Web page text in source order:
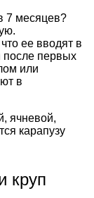
7 месяцев?
ее вводят в
после первых
или
в
ячневой,
карапузу
круп